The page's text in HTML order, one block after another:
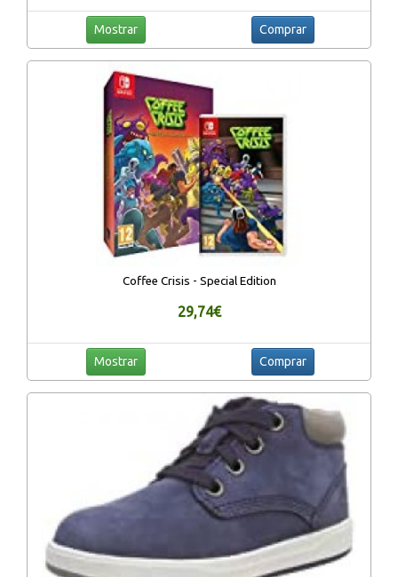
Mostrar Comprar
Coffee Crisis - Special Edition
29,74€
Mostrar Comprar